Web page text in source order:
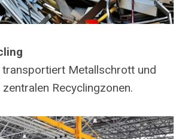
transportiert Metallschrott und
Recyclingzonen.